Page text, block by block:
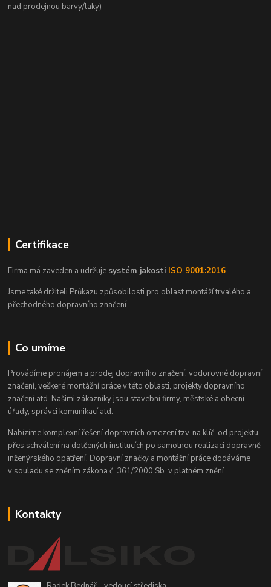
nad prodejnou barvy/laky)
Certifikace
Firma má zaveden a udržuje systém jakosti ISO 9001:2016.
Jsme také držiteli Průkazu způsobilosti pro oblast montáží trvalého a
přechodného dopravního značení.
Co umíme
Provádíme pronájem a prodej dopravního značení, vodorovné dopravní
značení, veškeré montážní práce v této oblasti, projekty dopravního
značení atd. Našimi zákazníky jsou stavební firmy, městské a obecní
úřady, správci komunikací atd.
Nabízíme komplexní řešení dopravních omezení tzv. na klíč, od projektu
přes schválení na dotčených institucích po samotnou realizaci dopravně
inženýrského opatření. Dopravní značky a montážní práce dodáváme
v souladu se zněním zákona č. 361/2000 Sb. v platném znění.
Kontakty